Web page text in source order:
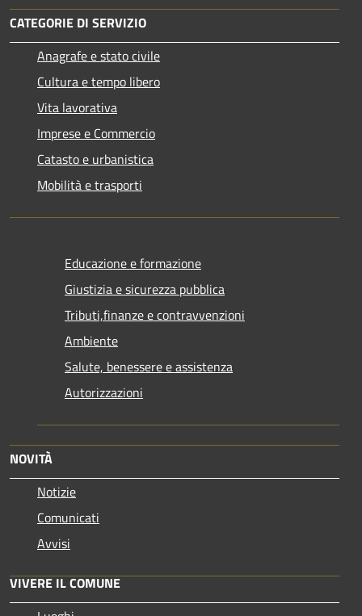
CATEGORIE DI SERVIZIO
Anagrafe e stato civile
Cultura e tempo libero
Vita lavorativa
Imprese e Commercio
Catasto e urbanistica
Mobilità e trasporti
Educazione e formazione
Giustizia e sicurezza pubblica
Tributi,finanze e contravvenzioni
Ambiente
Salute, benessere e assistenza
Autorizzazioni
NOVITÀ
Notizie
Comunicati
Avvisi
VIVERE IL COMUNE